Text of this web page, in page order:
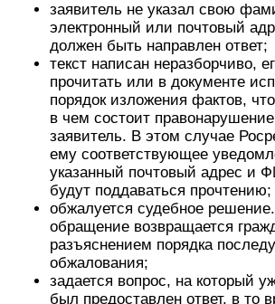
заявитель не указал свою
электронный или почтовый
должен быть направлен ответ;
текст написан неразборчиво,
прочитать или в документе
порядок изложения фактов,
в чем состоит
заявитель. В этом случае
ему соответствующее
указанный почтовый адрес и
будут поддаваться прочтению;
обжалуется судебное
обращение возвращается
разъяснением порядка
обжалования;
задается вопрос, на который
был предоставлен ответ, в то